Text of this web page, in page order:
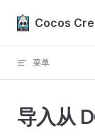
Skip to content
Cocos
菜单
导入从